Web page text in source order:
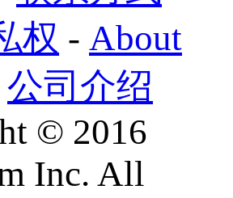
权 - About
公司介绍
© 2016
Inc. All